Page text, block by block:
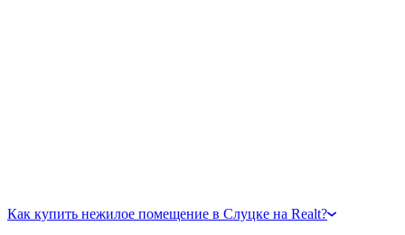
Как купить нежилое помещение в Слуцке на Realt?